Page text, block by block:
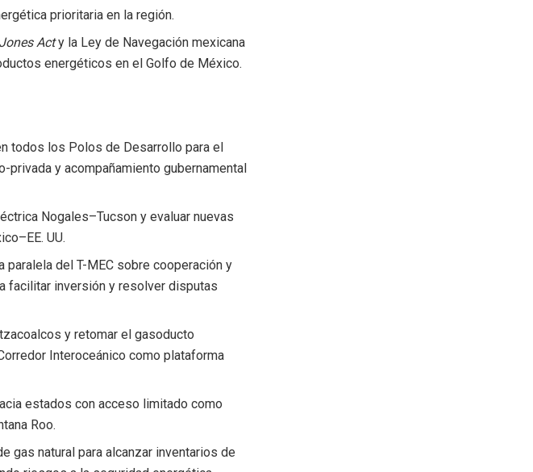
prioritaria en la región.
Jones Acty la Ley de Navegación mexicana
energéticos en el Golfo de México.
todos los Polos de Desarrollo para el
privada y acompañamiento gubernamental
Nogales–Tucson y evaluar nuevas
UU.
del T-MEC sobre cooperación y
facilitar inversión y resolver disputas
y retomar el gasoducto
Interoceánico como plataforma
estados con acceso limitado como
Roo.
gas natural para alcanzar inventarios de